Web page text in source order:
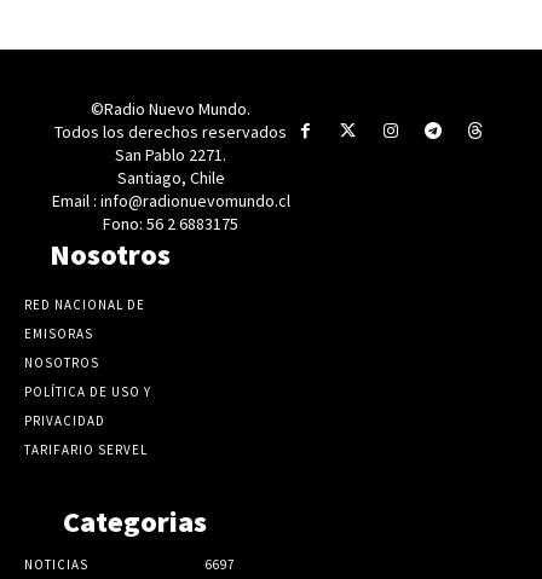
©Radio Nuevo Mundo.
Todos los derechos reservados
San Pablo 2271.
Santiago, Chile
Email : info@radionuevomundo.cl
Fono: 56 2 6883175
Nosotros
RED NACIONAL DE
EMISORAS
NOSOTROS
POLÍTICA DE USO Y
PRIVACIDAD
TARIFARIO SERVEL
Categorias
NOTICIAS 6697